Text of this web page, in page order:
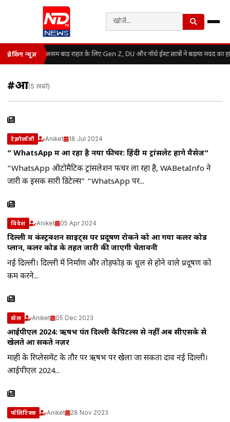
ब्रेकिंग न्यूज़ असम बाढ़ राहत के लिए Gen Z, DU और नॉर्थ ईस्ट छात्रों ने बढ़ाया मदद का
#आ(5 खबरें)
टेक्नोलॉजी Aniket 18 Jul 2024
” WhatsApp में आ रहा है नया फीचर: हिंदी में ट्रांसलेट होंगे मैसेज”
“WhatsApp ऑटोमैटिक ट्रांसलेशन फीचर ला रहा है, WABetaInfo ने
जारी की इसकी सारी डिटेल्स” “WhatsApp पर...
विदेश Aniket 05 Apr 2024
दिल्ली में कंस्ट्रक्शन साइट्स पर प्रदूषण रोकने को आ गया कलर कोड
प्लान, कलर कोड के तहत जारी की जाएगी चेतावनी
नई दिल्ली। दिल्ली में निर्माण और तोड़फोड़ की धूल से होने वाले प्रदूषण को
कम करने...
खेल Aniket 05 Dec 2023
आईपीएल 2024: ऋषभ पंत दिल्ली कैपिटल्स से नहीं अब सीएसके से
खेलते आ सकते नज़र
माही के रिप्लेसमेंट के तौर पर ऋषभ पर खेला जा सकता दाव नई दिल्ली।
आईपीएल 2024...
पॉलिटिक्स Aniket 28 Nov 2023